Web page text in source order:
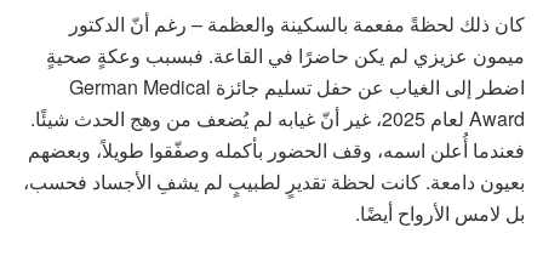
كان ذلك لحظةً مفعمة بالسكينة والعظمة – رغم أنّ الدكتور
ميمون عزيزي لم يكن حاضرًا في القاعة. فبسبب وعكةٍ صحيةٍ
اضطر إلى الغياب عن حفل تسليم جائزة German Medical
Award لعام 2025، غير أنّ غيابه لم يُضعف من وهج الحدث شيئًا.
فعندما أُعلن اسمه، وقف الحضور بأكمله وصفّقوا طويلاً، وبعضهم
بعيون دامعة. كانت لحظة تقديرٍ لطبيبٍ لم يشفِ الأجساد فحسب،
بل لامس الأرواح أيضًا.